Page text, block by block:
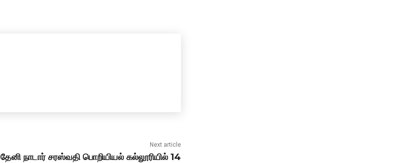
Next article
தேனி நாடார் சரஸ்வதி பொறியியல் கல்லூரியில் 14